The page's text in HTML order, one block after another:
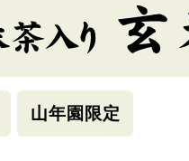
山年園限定